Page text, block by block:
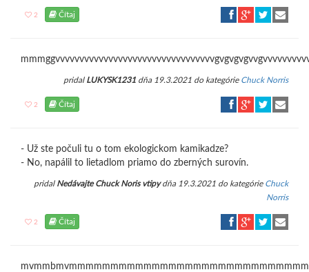
2 Čítaj
pridal LUKYSK1231 dňa 19.3.2021 do kategórie Chuck Norris
2 Čítaj
- Už ste počuli tu o tom ekologickom kamikadze?
- No, napálil to lietadlom priamo do zberných surovín.
pridal Nedávajte Chuck Noris vtipydňa 19.3.2021 do kategórie Chuck
Norris
2 Čítaj